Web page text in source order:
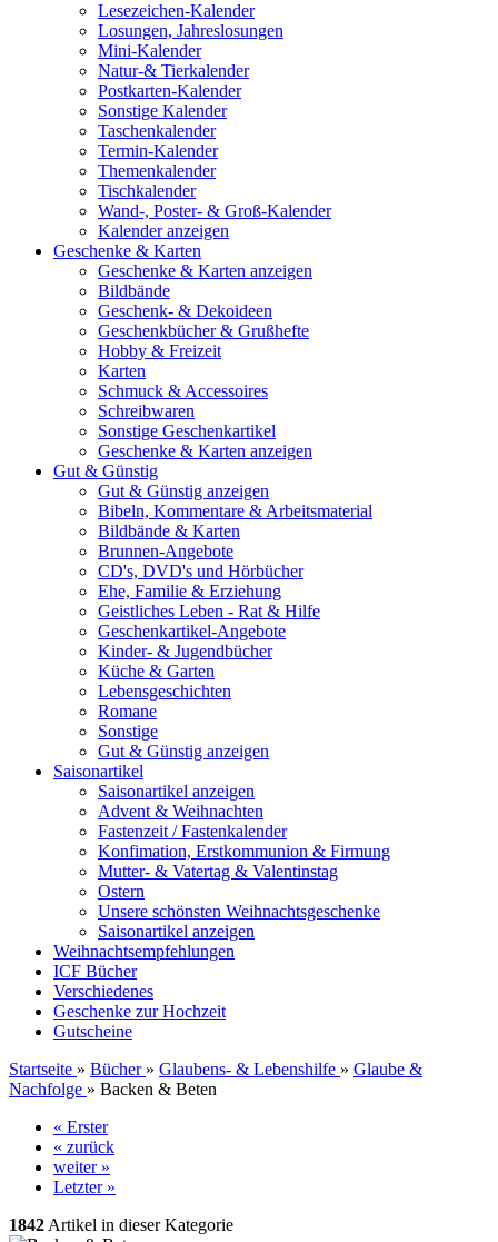
Lesezeichen-Kalender
Losungen, Jahreslosungen
Mini-Kalender
Natur-& Tierkalender
Postkarten-Kalender
Sonstige Kalender
Taschenkalender
Termin-Kalender
Themenkalender
Tischkalender
Wand-, Poster- & Groß-Kalender
Kalender anzeigen
Geschenke & Karten
Geschenke & Karten anzeigen
Bildbände
Geschenk- & Dekoideen
Geschenkbücher & Grußhefte
Hobby & Freizeit
Karten
Schmuck & Accessoires
Schreibwaren
Sonstige Geschenkartikel
Geschenke & Karten anzeigen
Gut & Günstig
Gut & Günstig anzeigen
Bibeln, Kommentare & Arbeitsmaterial
Bildbände & Karten
Brunnen-Angebote
CD's, DVD's und Hörbücher
Ehe, Familie & Erziehung
Geistliches Leben - Rat & Hilfe
Geschenkartikel-Angebote
Kinder- & Jugendbücher
Küche & Garten
Lebensgeschichten
Romane
Sonstige
Gut & Günstig anzeigen
Saisonartikel
Saisonartikel anzeigen
Advent & Weihnachten
Fastenzeit / Fastenkalender
Konfimation, Erstkommunion & Firmung
Mutter- & Vatertag & Valentinstag
Ostern
Unsere schönsten Weihnachtsgeschenke
Saisonartikel anzeigen
Weihnachtsempfehlungen
ICF Bücher
Verschiedenes
Geschenke zur Hochzeit
Gutscheine
Startseite » Bücher » Glaubens- & Lebenshilfe » Glaube &
Nachfolge » Backen & Beten
« Erster
« zurück
weiter »
Letzter »
1842 Artikel in dieser Kategorie